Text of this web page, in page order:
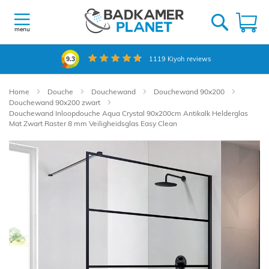
naar
de
menu
9.3 1119 Kiyoh reviews
Home Douche Douchewand
Douchewand 90x200
Douchewand 90x200 zwart
Douchewand Inloopdouche Aqua Crystal 90x200cm Antikalk Helderglas
Mat Zwart Raster 8 mm Veiligheidsglas Easy Clean
Ga
naar
gallerij